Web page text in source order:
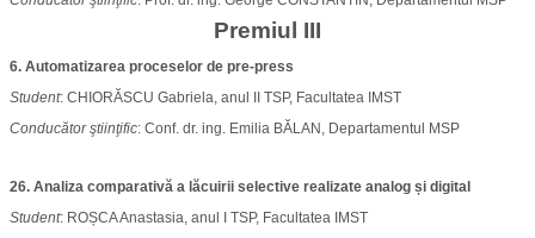
Premiul III
6. Automatizarea proceselor de pre-press
Student: CHIORĂSCU Gabriela, anul II TSP, Facultatea IMST
Conducător ştiinţific: Conf. dr. ing. Emilia BĂLAN, Departamentul MSP
26. Analiza comparativă a lăcuirii selective realizate analog și digital
Student: ROȘCA Anastasia, anul I TSP, Facultatea IMST